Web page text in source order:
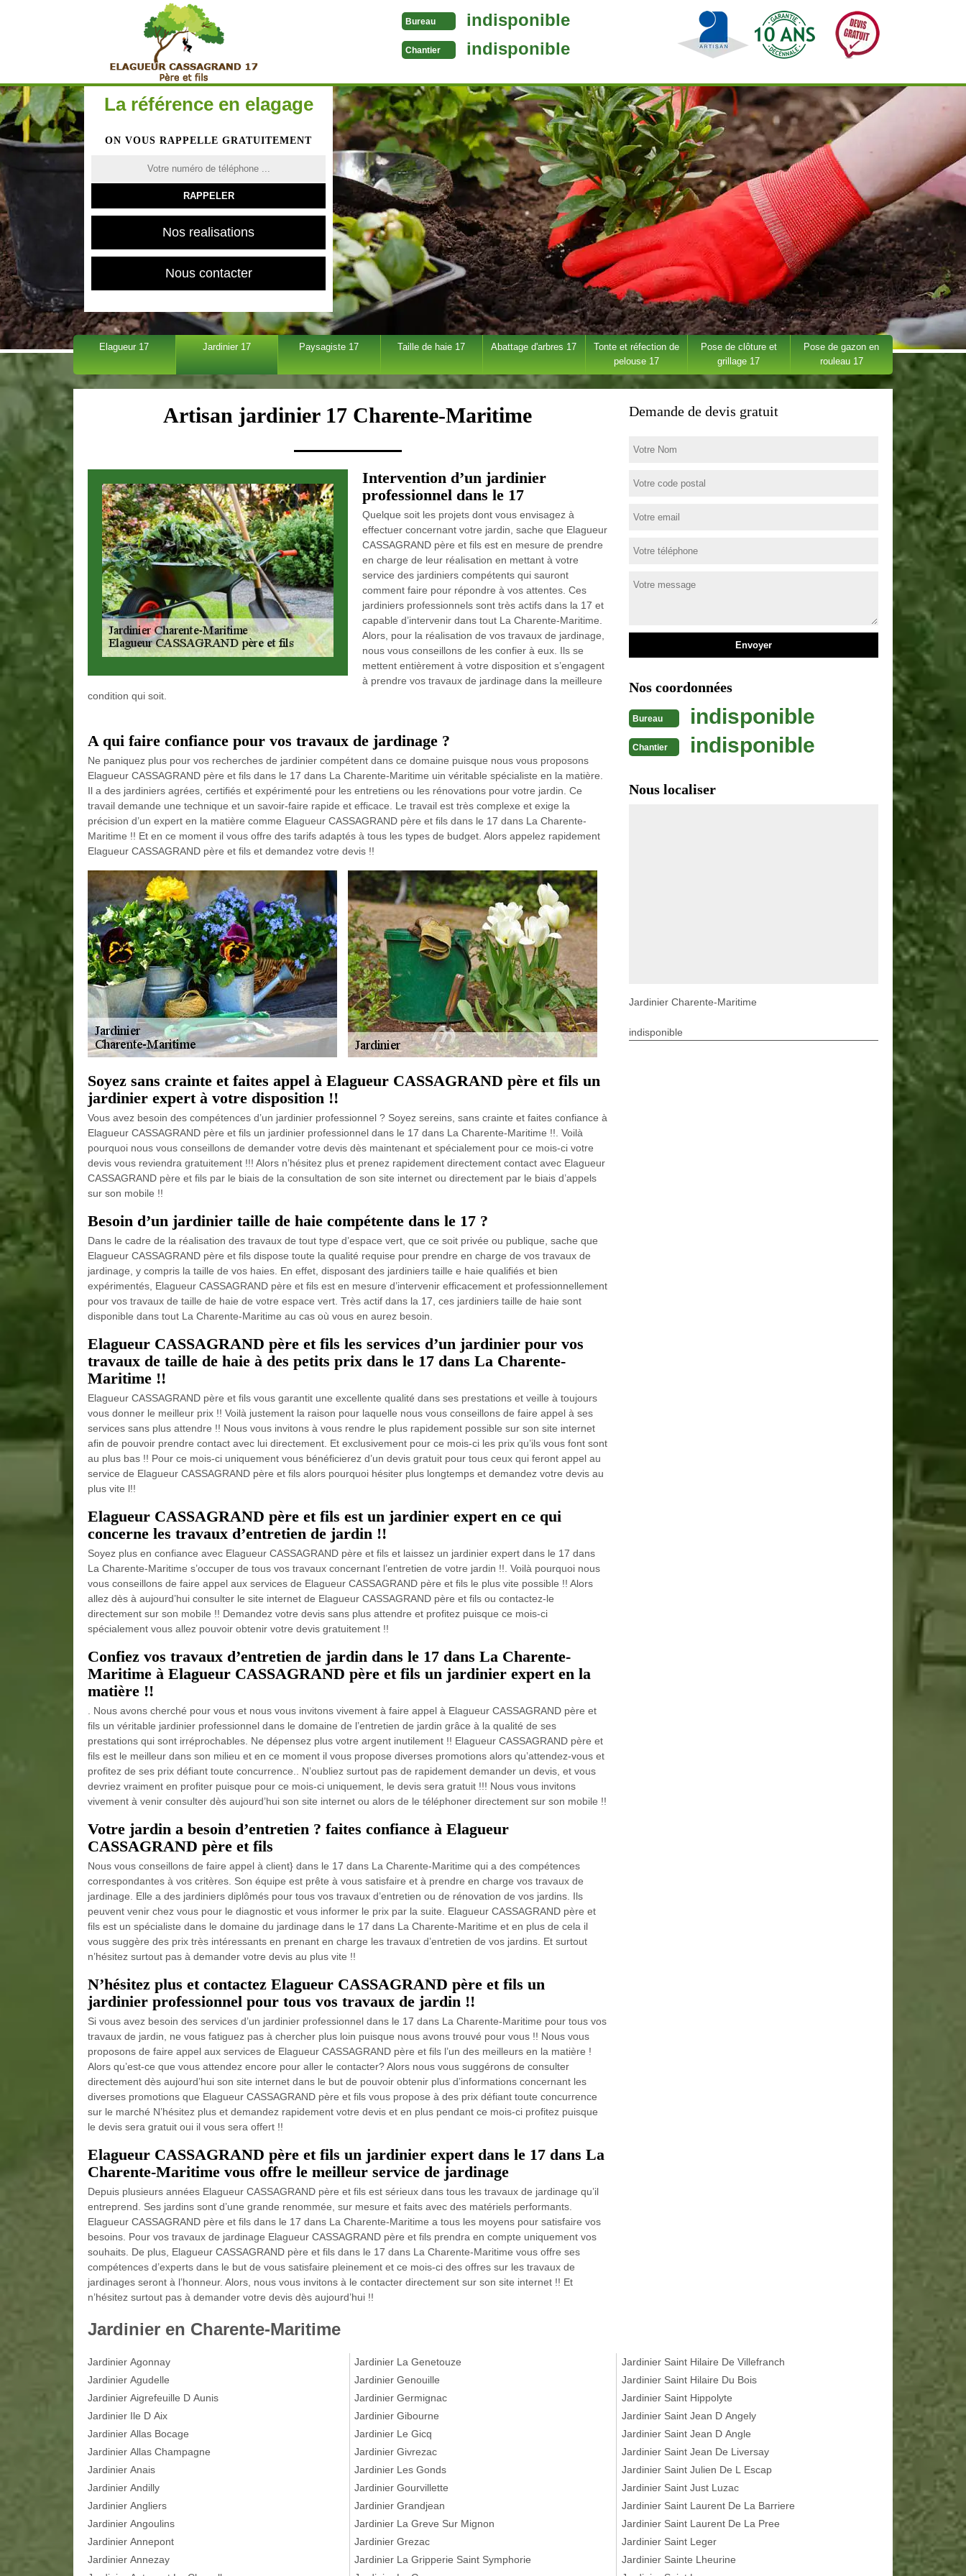
Bureau indisponible
Chantier indisponible
La référence en elagage
ON VOUS RAPPELLE GRATUITEMENT
Nos realisations
Nous contacter
Elagueur 17 Jardinier 17 Paysagiste 17 Taille de haie 17 Abattage d'arbres 17
Tonte et réfection de
pelouse 17
Pose de clôture et
grillage 17
Pose de gazon en
rouleau 17
Artisan jardinier 17 Charente-Maritime
Intervention d’un jardinier
professionnel dans le 17
Quelque soit les projets dont vous envisagez à
effectuer concernant votre jardin, sache que Elagueur
CASSAGRAND père et fils est en mesure de prendre
en charge de leur réalisation en mettant à votre
service des jardiniers compétents qui sauront
comment faire pour répondre à vos attentes. Ces
jardiniers professionnels sont très actifs dans la 17 et
capable d’intervenir dans tout La Charente-Maritime.
Alors, pour la réalisation de vos travaux de jardinage,
nous vous conseillons de les confier à eux. Ils se
mettent entièrement à votre disposition et s’engagent
à prendre vos travaux de jardinage dans la meilleure
condition qui soit.
A qui faire confiance pour vos travaux de jardinage ?
Ne paniquez plus pour vos recherches de jardinier compétent dans ce domaine puisque nous vous proposons
Elagueur CASSAGRAND père et fils dans le 17 dans La Charente-Maritime uin véritable spécialiste en la matière.
Il a des jardiniers agrées, certifiés et expérimenté pour les entretiens ou les rénovations pour votre jardin. Ce
travail demande une technique et un savoir-faire rapide et efficace. Le travail est très complexe et exige la
précision d’un expert en la matière comme Elagueur CASSAGRAND père et fils dans le 17 dans La Charente-
Maritime !! Et en ce moment il vous offre des tarifs adaptés à tous les types de budget. Alors appelez rapidement
Elagueur CASSAGRAND père et fils et demandez votre devis !!
Soyez sans crainte et faites appel à Elagueur CASSAGRAND père et fils un
jardinier expert à votre disposition !!
Vous avez besoin des compétences d’un jardinier professionnel ? Soyez sereins, sans crainte et faites confiance à
Elagueur CASSAGRAND père et fils un jardinier professionnel dans le 17 dans La Charente-Maritime !!. Voilà
pourquoi nous vous conseillons de demander votre devis dès maintenant et spécialement pour ce mois-ci votre
devis vous reviendra gratuitement !!! Alors n’hésitez plus et prenez rapidement directement contact avec Elagueur
CASSAGRAND père et fils par le biais de la consultation de son site internet ou directement par le biais d’appels
sur son mobile !!
Besoin d’un jardinier taille de haie compétente dans le 17 ?
Dans le cadre de la réalisation des travaux de tout type d’espace vert, que ce soit privée ou publique, sache que
Elagueur CASSAGRAND père et fils dispose toute la qualité requise pour prendre en charge de vos travaux de
jardinage, y compris la taille de vos haies. En effet, disposant des jardiniers taille e haie qualifiés et bien
expérimentés, Elagueur CASSAGRAND père et fils est en mesure d’intervenir efficacement et professionnellement
pour vos travaux de taille de haie de votre espace vert. Très actif dans la 17, ces jardiniers taille de haie sont
disponible dans tout La Charente-Maritime au cas où vous en aurez besoin.
Elagueur CASSAGRAND père et fils les services d’un jardinier pour vos
travaux de taille de haie à des petits prix dans le 17 dans La Charente-
Maritime !!
Elagueur CASSAGRAND père et fils vous garantit une excellente qualité dans ses prestations et veille à toujours
vous donner le meilleur prix !! Voilà justement la raison pour laquelle nous vous conseillons de faire appel à ses
services sans plus attendre !! Nous vous invitons à vous rendre le plus rapidement possible sur son site internet
afin de pouvoir prendre contact avec lui directement. Et exclusivement pour ce mois-ci les prix qu’ils vous font sont
au plus bas !! Pour ce mois-ci uniquement vous bénéficierez d’un devis gratuit pour tous ceux qui feront appel au
service de Elagueur CASSAGRAND père et fils alors pourquoi hésiter plus longtemps et demandez votre devis au
plus vite l!!
Elagueur CASSAGRAND père et fils est un jardinier expert en ce qui
concerne les travaux d’entretien de jardin !!
Soyez plus en confiance avec Elagueur CASSAGRAND père et fils et laissez un jardinier expert dans le 17 dans
La Charente-Maritime s’occuper de tous vos travaux concernant l’entretien de votre jardin !!. Voilà pourquoi nous
vous conseillons de faire appel aux services de Elagueur CASSAGRAND père et fils le plus vite possible !! Alors
allez dès à aujourd’hui consulter le site internet de Elagueur CASSAGRAND père et fils ou contactez-le
directement sur son mobile !! Demandez votre devis sans plus attendre et profitez puisque ce mois-ci
spécialement vous allez pouvoir obtenir votre devis gratuitement !!
Confiez vos travaux d’entretien de jardin dans le 17 dans La Charente-
Maritime à Elagueur CASSAGRAND père et fils un jardinier expert en la
matière !!
. Nous avons cherché pour vous et nous vous invitons vivement à faire appel à Elagueur CASSAGRAND père et
fils un véritable jardinier professionnel dans le domaine de l’entretien de jardin grâce à la qualité de ses
prestations qui sont irréprochables. Ne dépensez plus votre argent inutilement !! Elagueur CASSAGRAND père et
fils est le meilleur dans son milieu et en ce moment il vous propose diverses promotions alors qu’attendez-vous et
profitez de ses prix défiant toute concurrence.. N’oubliez surtout pas de rapidement demander un devis, et vous
devriez vraiment en profiter puisque pour ce mois-ci uniquement, le devis sera gratuit !!! Nous vous invitons
vivement à venir consulter dès aujourd’hui son site internet ou alors de le téléphoner directement sur son mobile !!
Votre jardin a besoin d’entretien ? faites confiance à Elagueur
CASSAGRAND père et fils
Nous vous conseillons de faire appel à client} dans le 17 dans La Charente-Maritime qui a des compétences
correspondantes à vos critères. Son équipe est prête à vous satisfaire et à prendre en charge vos travaux de
jardinage. Elle a des jardiniers diplômés pour tous vos travaux d’entretien ou de rénovation de vos jardins. Ils
peuvent venir chez vous pour le diagnostic et vous informer le prix par la suite. Elagueur CASSAGRAND père et
fils est un spécialiste dans le domaine du jardinage dans le 17 dans La Charente-Maritime et en plus de cela il
vous suggère des prix très intéressants en prenant en charge les travaux d’entretien de vos jardins. Et surtout
n’hésitez surtout pas à demander votre devis au plus vite !!
N’hésitez plus et contactez Elagueur CASSAGRAND père et fils un
jardinier professionnel pour tous vos travaux de jardin !!
Si vous avez besoin des services d’un jardinier professionnel dans le 17 dans La Charente-Maritime pour tous vos
travaux de jardin, ne vous fatiguez pas à chercher plus loin puisque nous avons trouvé pour vous !! Nous vous
proposons de faire appel aux services de Elagueur CASSAGRAND père et fils l’un des meilleurs en la matière !
Alors qu’est-ce que vous attendez encore pour aller le contacter? Alors nous vous suggérons de consulter
directement dès aujourd’hui son site internet dans le but de pouvoir obtenir plus d’informations concernant les
diverses promotions que Elagueur CASSAGRAND père et fils vous propose à des prix défiant toute concurrence
sur le marché N’hésitez plus et demandez rapidement votre devis et en plus pendant ce mois-ci profitez puisque
le devis sera gratuit oui il vous sera offert !!
Elagueur CASSAGRAND père et fils un jardinier expert dans le 17 dans La
Charente-Maritime vous offre le meilleur service de jardinage
Depuis plusieurs années Elagueur CASSAGRAND père et fils est sérieux dans tous les travaux de jardinage qu’il
entreprend. Ses jardins sont d’une grande renommée, sur mesure et faits avec des matériels performants.
Elagueur CASSAGRAND père et fils dans le 17 dans La Charente-Maritime a tous les moyens pour satisfaire vos
besoins. Pour vos travaux de jardinage Elagueur CASSAGRAND père et fils prendra en compte uniquement vos
souhaits. De plus, Elagueur CASSAGRAND père et fils dans le 17 dans La Charente-Maritime vous offre ses
compétences d’experts dans le but de vous satisfaire pleinement et ce mois-ci des offres sur les travaux de
jardinages seront à l’honneur. Alors, nous vous invitons à le contacter directement sur son site internet !! Et
n’hésitez surtout pas à demander votre devis dès aujourd’hui !!
Demande de devis gratuit
Nos coordonnées
Bureau indisponible
Chantier indisponible
Nous localiser
Jardinier Charente-Maritime
indisponible
Jardinier en Charente-Maritime
Jardinier Agonnay
Jardinier Agudelle
Jardinier Aigrefeuille D Aunis
Jardinier Ile D Aix
Jardinier Allas Bocage
Jardinier Allas Champagne
Jardinier Anais
Jardinier Andilly
Jardinier Angliers
Jardinier Angoulins
Jardinier Annepont
Jardinier Annezay
Jardinier La Genetouze
Jardinier Genouille
Jardinier Germignac
Jardinier Gibourne
Jardinier Le Gicq
Jardinier Givrezac
Jardinier Les Gonds
Jardinier Gourvillette
Jardinier Grandjean
Jardinier La Greve Sur Mignon
Jardinier Grezac
Jardinier La Gripperie Saint Symphorie
Jardinier Saint Hilaire De Villefranch
Jardinier Saint Hilaire Du Bois
Jardinier Saint Hippolyte
Jardinier Saint Jean D Angely
Jardinier Saint Jean D Angle
Jardinier Saint Jean De Liversay
Jardinier Saint Julien De L Escap
Jardinier Saint Just Luzac
Jardinier Saint Laurent De La Barriere
Jardinier Saint Laurent De La Pree
Jardinier Saint Leger
Jardinier Sainte Lheurine